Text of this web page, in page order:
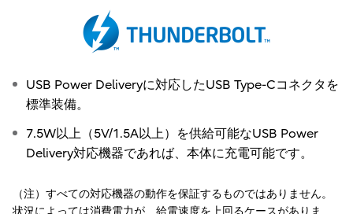
USB Power Deliveryに対応したUSB Type-Cコネクタを
標準装備。
7.5W以上（5V/1.5A以上）を供給可能なUSB Power
Delivery対応機器であれば、本体に充電可能です。
（注）すべての対応機器の動作を保証するものではありません。
状況によっては消費電力が、給電速度を上回るケースがありま